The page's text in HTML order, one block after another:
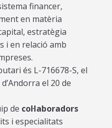
financer,
en matèria
estratègia
i en relació amb
és L-716678-S, el
el 20 de
de col·laboradors
i especialitats